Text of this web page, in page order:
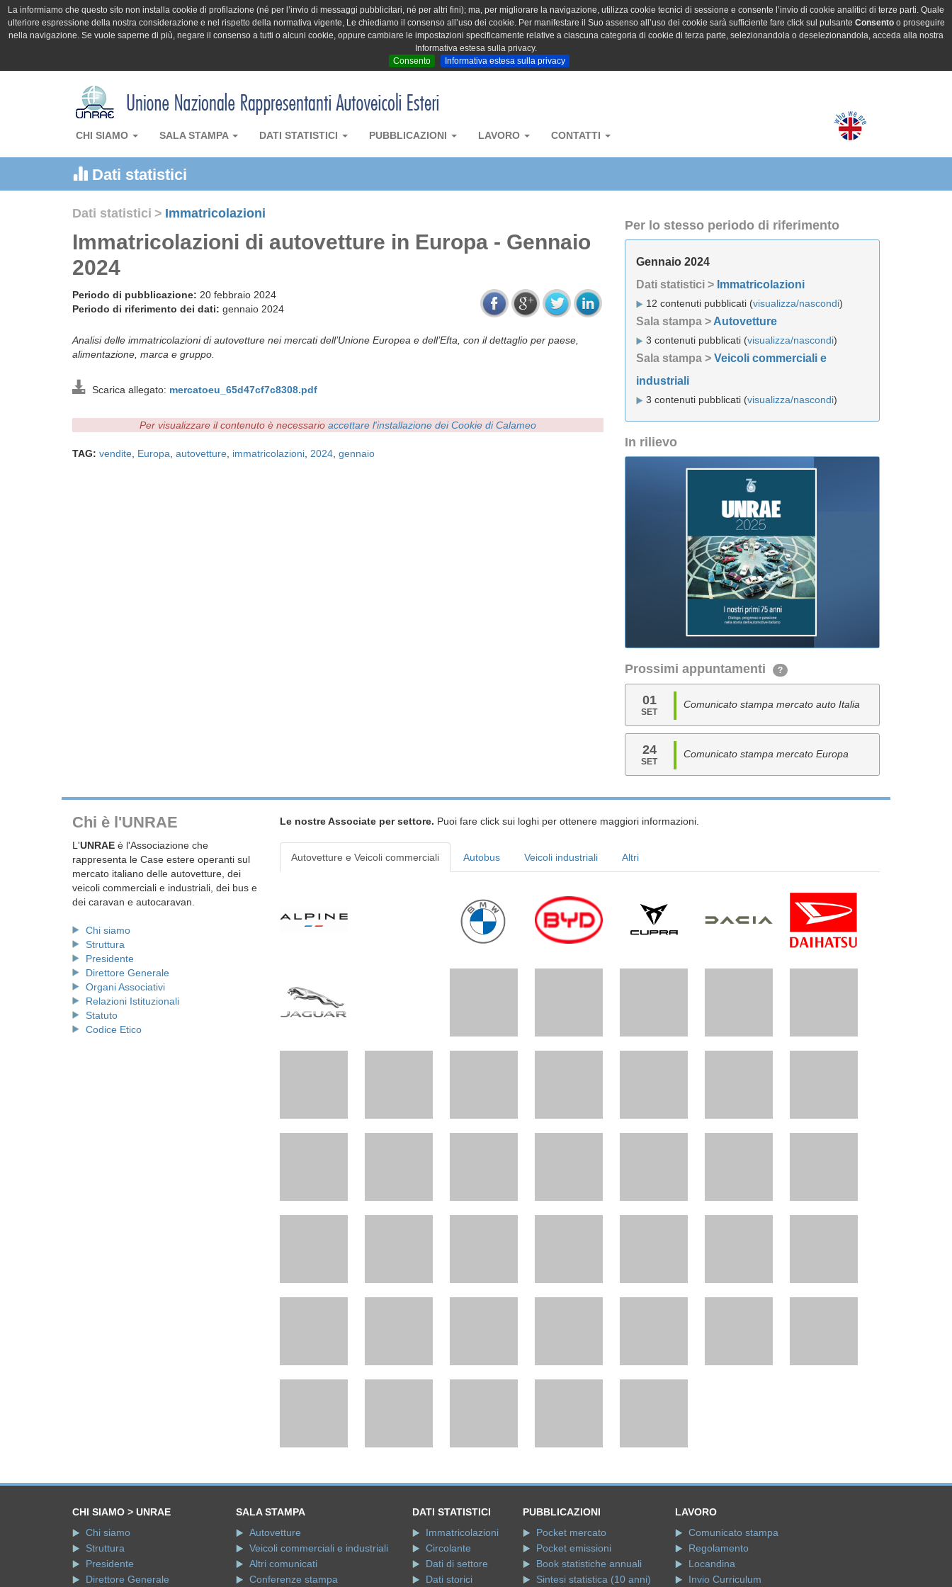
La informiamo che questo sito non installa cookie di profilazione (né per l’invio di messaggi pubblicitari, né per altri fini); ma, per migliorare la navigazione, utilizza cookie tecnici di sessione e consente l’invio di cookie analitici di terze parti. Quale
ulteriore espressione della nostra considerazione e nel rispetto della normativa vigente, Le chiediamo il consenso all’uso dei cookie. Per manifestare il Suo assenso all’uso dei cookie sarà sufficiente fare click sul pulsante Consentoo proseguire
nella navigazione. Se vuole saperne di più, negare il consenso a tutti o alcuni cookie, oppure cambiare le impostazioni specificamente relative a ciascuna categoria di cookie di terza parte, selezionandola o deselezionandola, acceda alla nostra
Informativa estesa sulla privacy.
Consento
Informativa estesa sulla privacy
CHI SIAMO SALA STAMPA DATI STATISTICI PUBBLICAZIONI LAVORO CONTATTI
Dati statistici
Dati statistici > Immatricolazioni
Immatricolazioni di autovetture in Europa - Gennaio
2024
Periodo di pubblicazione: 20 febbraio 2024
Periodo di riferimento dei dati: gennaio 2024
Analisi delle immatricolazioni di autovetture nei mercati dell’Unione Europea e dell’Efta, con il dettaglio per paese,
alimentazione, marca e gruppo.
Scarica allegato: mercatoeu_65d47cf7c8308.pdf
Per visualizzare il contenuto è necessario accettare l'installazione dei Cookie di Calameo
TAG: vendite Europa autovetture immatricolazioni 2024 gennaio
Per lo stesso periodo di riferimento
Gennaio 2024
Dati statistici > Immatricolazioni
12 contenuti pubblicati (visualizza/nascondi)
Sala stampa > Autovetture
3 contenuti pubblicati (visualizza/nascondi)
Sala stampa > Veicoli commerciali e
industriali
3 contenuti pubblicati (visualizza/nascondi)
In rilievo
Prossimi appuntamenti ?
01
SET
Comunicato stampa mercato auto Italia
24
SET
Comunicato stampa mercato Europa
Chi è l'UNRAE
L'UNRAE è l'Associazione che
rappresenta le Case estere operanti sul
mercato italiano delle autovetture, dei
veicoli commerciali e industriali, dei bus e
dei caravan e autocaravan.
Chi siamo
Struttura
Presidente
Direttore Generale
Organi Associativi
Relazioni Istituzionali
Statuto
Codice Etico
Le nostre Associate per settore. Puoi fare click sui loghi per ottenere maggiori informazioni.
Autovetture e Veicoli commerciali Autobus Veicoli industriali Altri
CHI SIAMO > UNRAE
Chi siamo
Struttura
Presidente
Direttore Generale
SALA STAMPA
Autovetture
Veicoli commerciali e industriali
Altri comunicati
Conferenze stampa
DATI STATISTICI
Immatricolazioni
Circolante
Dati di settore
Dati storici
PUBBLICAZIONI
Pocket mercato
Pocket emissioni
Book statistiche annuali
Sintesi statistica (10 anni)
LAVORO
Comunicato stampa
Regolamento
Locandina
Invio Curriculum